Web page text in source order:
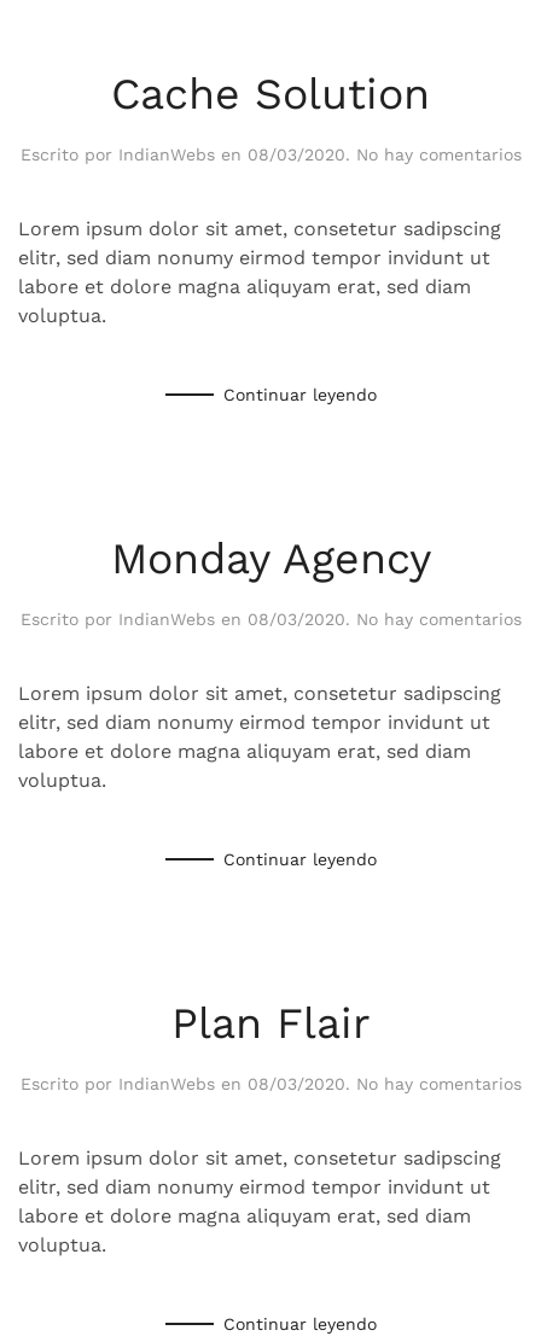
Cache Solution
Escrito por IndianWebsen 08/03/2020. No hay comentariosen
Lorem ipsum dolor sit amet, consetetur sadipscing
elitr, sed diam nonumy eirmod tempor invidunt ut
labore et dolore magna aliquyam erat, sed diam
voluptua.
Continuar leyendo
Monday Agency
Escrito por IndianWebsen 08/03/2020. No hay comentariosen
Lorem ipsum dolor sit amet, consetetur sadipscing
elitr, sed diam nonumy eirmod tempor invidunt ut
labore et dolore magna aliquyam erat, sed diam
voluptua.
Continuar leyendo
Plan Flair
Escrito por IndianWebsen 08/03/2020. No hay comentariosen
Lorem ipsum dolor sit amet, consetetur sadipscing
elitr, sed diam nonumy eirmod tempor invidunt ut
labore et dolore magna aliquyam erat, sed diam
voluptua.
Continuar leyendo